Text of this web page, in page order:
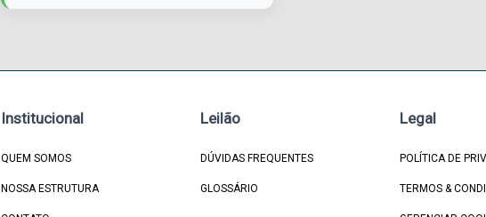
Institucional
QUEM SOMOS
NOSSA ESTRUTURA
Leilão
DÚVIDAS FREQUENTES
GLOSSÁRIO
Legal
POLÍTICA DE
TERMOS &